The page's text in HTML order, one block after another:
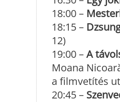
18:00 –
18:15 –
12)
19:00 –A
Moana
a filmvetítés
20:45 –